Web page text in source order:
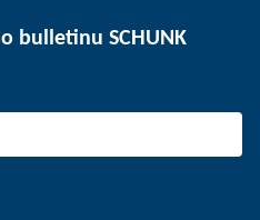
bulletinu SCHUNK